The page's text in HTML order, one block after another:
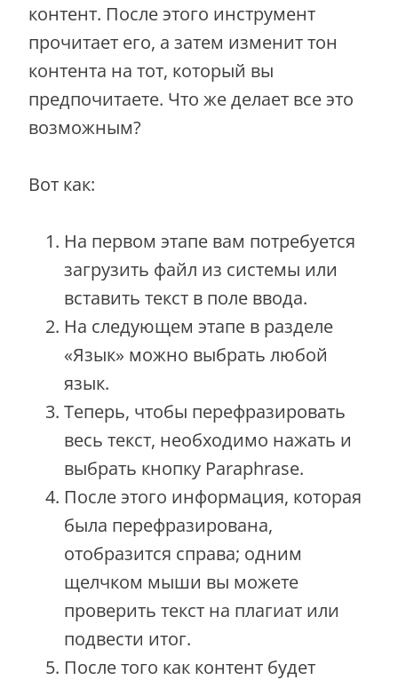
контент. После этого инструмент
прочитает его, а затем изменит тон
контента на тот, который вы
предпочитаете. Что же делает все это
возможным?
Вот как:
На первом этапе вам потребуется
загрузить файл из системы или
вставить текст в поле ввода.
На следующем этапе в разделе
«Язык» можно выбрать любой
язык.
Теперь, чтобы перефразировать
весь текст, необходимо нажать и
выбрать кнопку Paraphrase.
После этого информация, которая
была перефразирована,
отобразится справа; одним
щелчком мыши вы можете
проверить текст на плагиат или
подвести итог.
После того как контент будет